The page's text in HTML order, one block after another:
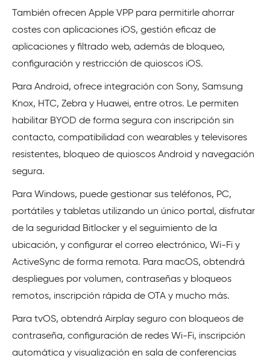
También ofrecen Apple VPP para permitirle ahorrar
costes con aplicaciones iOS, gestión eficaz de
aplicaciones y filtrado web, además de bloqueo,
configuración y restricción de quioscos iOS.
Para Android, ofrece integración con Sony, Samsung
Knox, HTC, Zebra y Huawei, entre otros. Le permiten
habilitar BYOD de forma segura con inscripción sin
contacto, compatibilidad con wearables y televisores
resistentes, bloqueo de quioscos Android y navegación
segura.
Para Windows, puede gestionar sus teléfonos, PC,
portátiles y tabletas utilizando un único portal, disfrutar
de la seguridad Bitlocker y el seguimiento de la
ubicación, y configurar el correo electrónico, Wi-Fi y
ActiveSync de forma remota. Para macOS, obtendrá
despliegues por volumen, contraseñas y bloqueos
remotos, inscripción rápida de OTA y mucho más.
Para tvOS, obtendrá Airplay seguro con bloqueos de
contraseña, configuración de redes Wi-Fi, inscripción
automática y visualización en sala de conferencias